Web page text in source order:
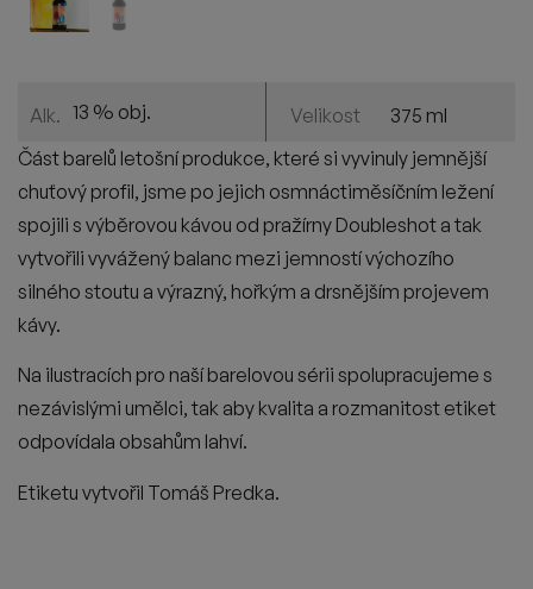
Alk. 13 % obj. Velikost
375 ml
Část barelů letošní produkce, které si vyvinuly jemnější
chuťový profil, jsme po jejich osmnáctiměsíčním ležení
spojili s výběrovou kávou od pražírny Doubleshot a tak
vytvořili vyvážený balanc mezi jemností výchozího
silného stoutu a výrazný, hořkým a drsnějším projevem
kávy.
Na ilustracích pro naší barelovou sérii spolupracujeme s
nezávislými umělci, tak aby kvalita a rozmanitost etiket
odpovídala obsahům lahví.
Etiketu vytvořil Tomáš Predka.